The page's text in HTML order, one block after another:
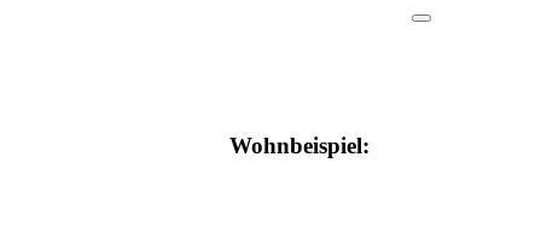
Wohnbeispiel: